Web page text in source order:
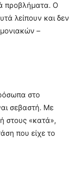
προβλήματα. Ο
λείπουν και δεν
–
στο
σεβαστή. Με
στους «κατά»,
που είχε το